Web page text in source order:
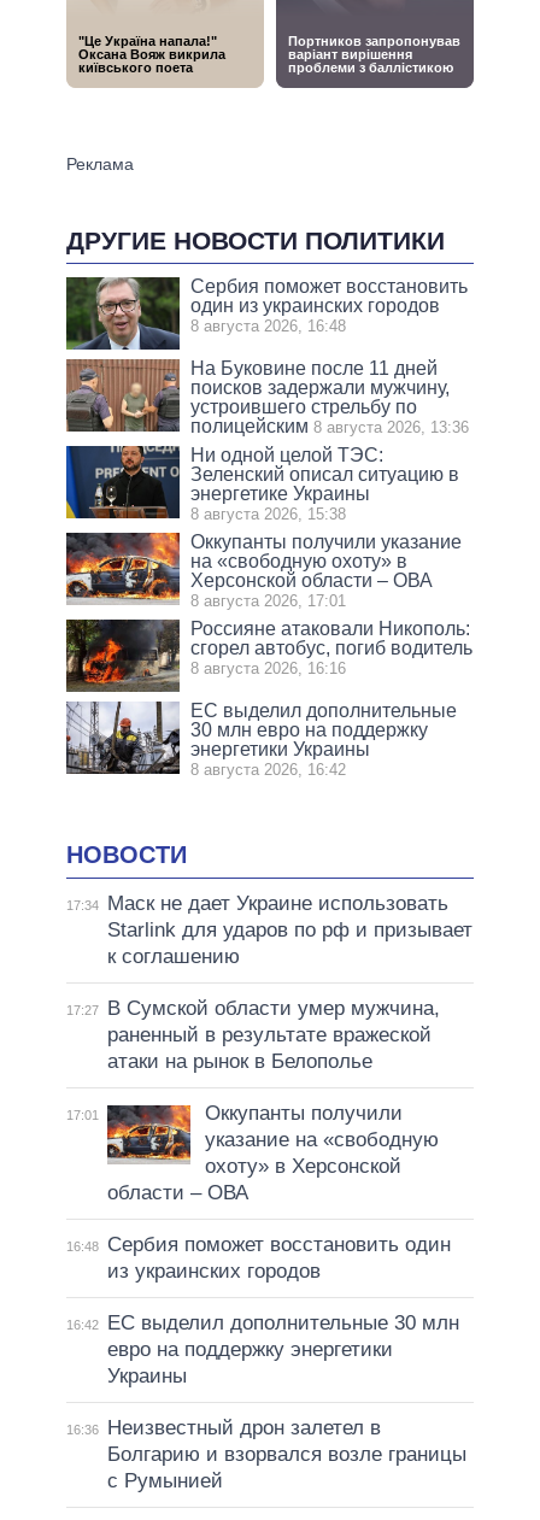
ДРУГИЕ НОВОСТИ ПОЛИТИКИ
Сербия поможет восстановить
один из украинских городов
8 августа 2026, 16:48
На Буковине после 11 дней
поисков задержали мужчину,
устроившего стрельбу по
полицейским 8 августа 2026, 13:36
Ни одной целой ТЭС:
Зеленский описал ситуацию в
энергетике Украины
8 августа 2026, 15:38
Оккупанты получили указание
на «свободную охоту» в
Херсонской области – ОВА
8 августа 2026, 17:01
Россияне атаковали Никополь:
сгорел автобус, погиб водитель
8 августа 2026, 16:16
ЕС выделил дополнительные
30 млн евро на поддержку
энергетики Украины
8 августа 2026, 16:42
НОВОСТИ
17:34
Маск не дает Украине использовать
Starlink для ударов по рф и призывает
к соглашению
17:27
В Сумской области умер мужчина,
раненный в результате вражеской
атаки на рынок в Белополье
17:01
Оккупанты получили
указание на «свободную
охоту» в Херсонской
области – ОВА
16:48
Сербия поможет восстановить один
из украинских городов
16:42
ЕС выделил дополнительные 30 млн
евро на поддержку энергетики
Украины
16:36
Неизвестный дрон залетел в
Болгарию и взорвался возле границы
с Румынией